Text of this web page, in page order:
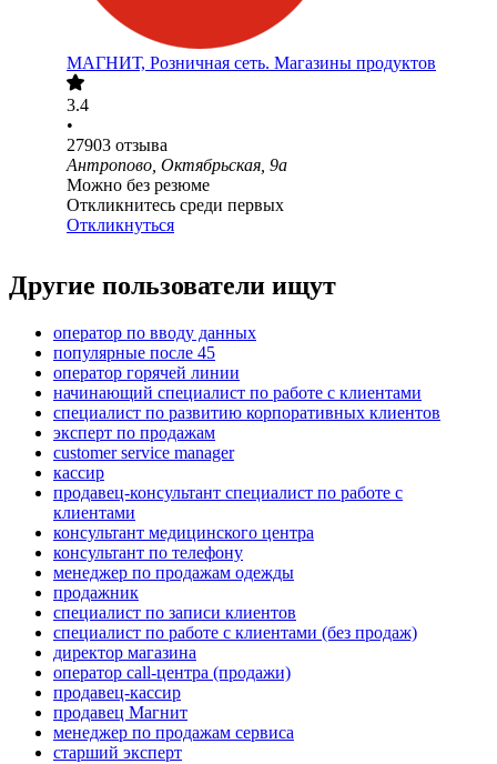
МАГНИТ, Розничная сеть. Магазины продуктов
3.4
•
27903 отзыва
Антропово, Октябрьская, 9а
Можно без резюме
Откликнитесь среди первых
Откликнуться
Другие пользователи ищут
оператор по вводу данных
популярные после 45
оператор горячей линии
начинающий специалист по работе с клиентами
специалист по развитию корпоративных клиентов
эксперт по продажам
customer service manager
кассир
продавец-консультант специалист по работе с
клиентами
консультант медицинского центра
консультант по телефону
менеджер по продажам одежды
продажник
специалист по записи клиентов
специалист по работе с клиентами (без продаж)
директор магазина
оператор call-центра (продажи)
продавец-кассир
продавец Магнит
менеджер по продажам сервиса
старший эксперт